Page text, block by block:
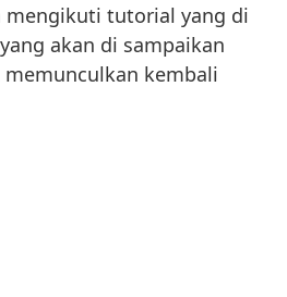
mengikuti tutorial yang di
akan di sampaikan
kembali